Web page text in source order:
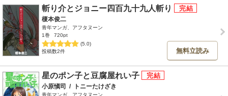
斬り介とジョニー四百九十九人斬り
榎本俊二
青年マンガ、アフタヌーン
1巻
720pt
(5.0)
投稿数2件
無料立読み
星のポン子と豆腐屋れい子
小原愼司 / トニーたけざき
青年マンガ、アフタヌーン